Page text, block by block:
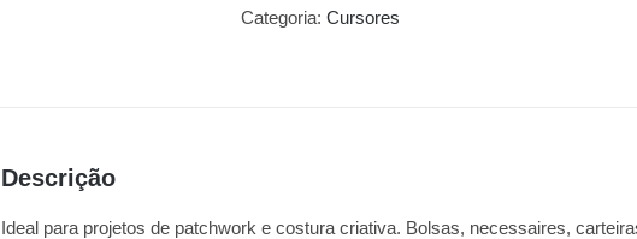
Categoria: Cursores
Descrição
Ideal para projetos de patchwork e costura criativa. Bolsas, necessaires,